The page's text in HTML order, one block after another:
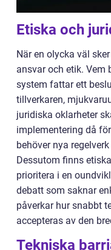
Etiska och
När en olycka väl
ansvar och etik. Vem
system fattar ett
tillverkaren,
juridiska oklarheter
implementering då
behöver nya
Dessutom finns
prioritera i en
debatt som saknar
påverkar hur snabbt
accepteras av den
Tekniska